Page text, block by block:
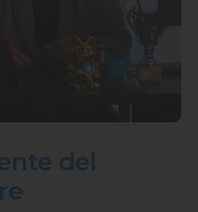
del